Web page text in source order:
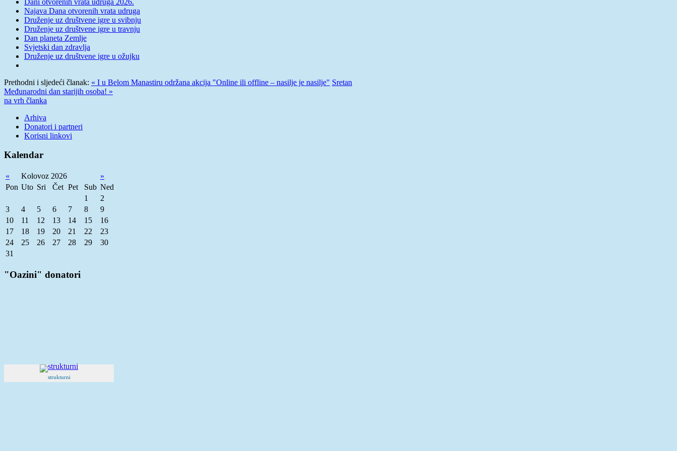
Najava Dana otvorenih vrata udruga
Druženje uz društvene igre u svibnju
Druženje uz društvene igre u travnju
Dan planeta Zemlje
Svjetski dan zdravlja
Druženje uz društvene igre u ožujku
Prethodni i sljedeći članak: « I u Belom Manastiru održana akcija "Online ili offline – nasilje je nasilje" Sretan
Međunarodni dan starijih osoba! »
na vrh članka
Arhiva
Donatori i partneri
Korisni linkovi
Kalendar
« Kolovoz 2026
»
Pon Uto Sri Čet Pet Sub Ned
1
2
3
4 5 6 7 8
9
10
11 12 13 14 15
16
17
18 19 20 21 22
23
24
25 26 27 28 29
30
31
"Oazini" donatori
strukturni